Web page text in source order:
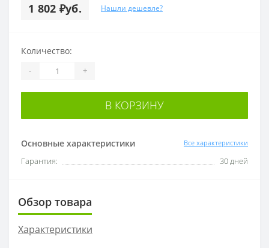
1 802 ₽уб. Нашли дешевле?
Основные характеристики Все характеристики
Гарантия: 30 дней
Количество:
- +
В КОРЗИНУ
Обзор товара
Характеристики